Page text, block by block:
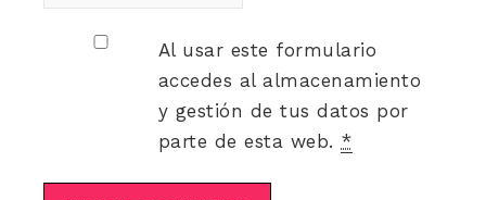
Al usar este formulario
accedes al almacenamiento
y gestión de tus datos por
parte de esta web. *